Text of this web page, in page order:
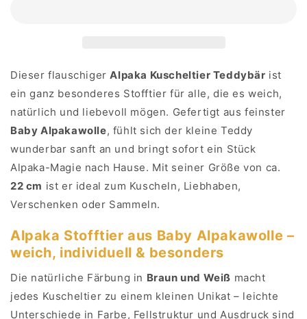
weißer
Färbung
weißer
Färbung
Dieser flauschigerAlpaka Kuscheltier Teddybär ist
ein ganz besonderes Stofftier für alle, die es weich,
natürlich und liebevoll mögen. Gefertigt aus feinster
Baby Alpakawolle, fühlt sich der kleine Teddy
wunderbar sanft an und bringt sofort ein Stück
Alpaka-Magie nach Hause. Mit seiner Größe von ca.
22 cm ist er ideal zum Kuscheln, Liebhaben,
Verschenken oder Sammeln.
Alpaka Stofftier aus Baby Alpakawolle –
weich, individuell & besonders
Die natürliche Färbung in Braun und Weiß macht
jedes Kuscheltier zu einem kleinen Unikat – leichte
Unterschiede in Farbe, Fellstruktur und Ausdruck sind